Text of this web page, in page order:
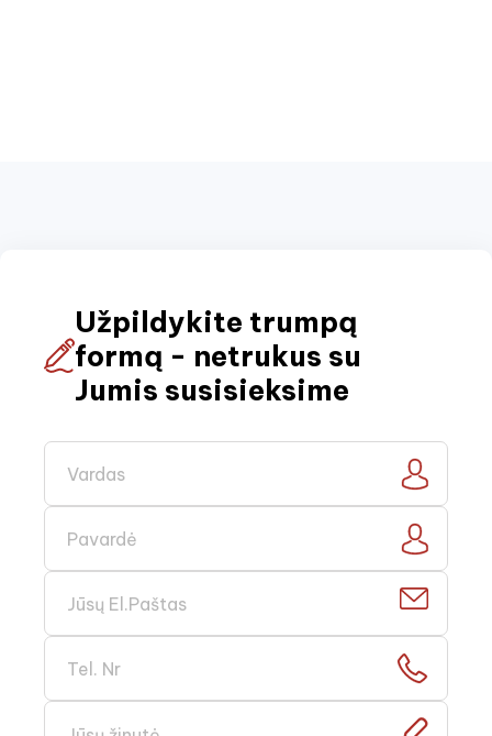
Užpildykite trumpą
formą - netrukus su
Jumis susisieksime